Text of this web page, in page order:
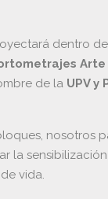
dentro
Arte
de la UPV y
nosotros
la
vida.